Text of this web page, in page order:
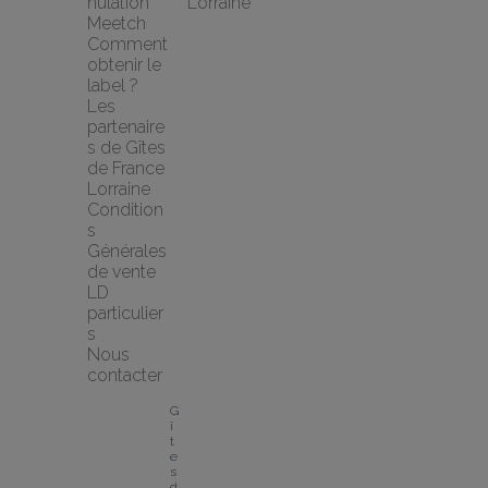
Meetch
Comment
obtenir le
label ?
Les
partenaire
s de Gîtes
de France
Lorraine
Condition
s
Générales
de vente
LD
particulier
s
Nous
contacter
G
î
t
e
s